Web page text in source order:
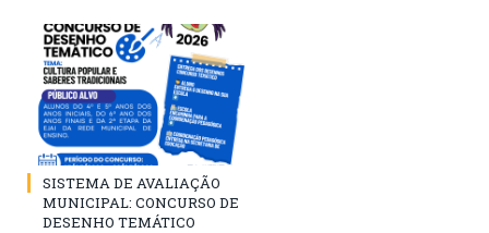
SISTEMA DE AVALIAÇÃO
MUNICIPAL: CONCURSO DE
DESENHO TEMÁTICO